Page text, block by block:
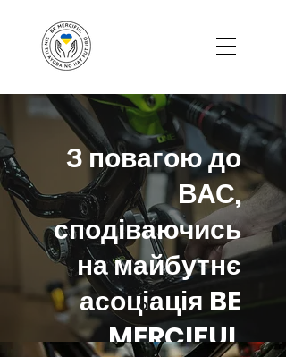
З повагою до
ВАС,
сподіваючись
на майбутнє
асоціація BE
MERCIFUL